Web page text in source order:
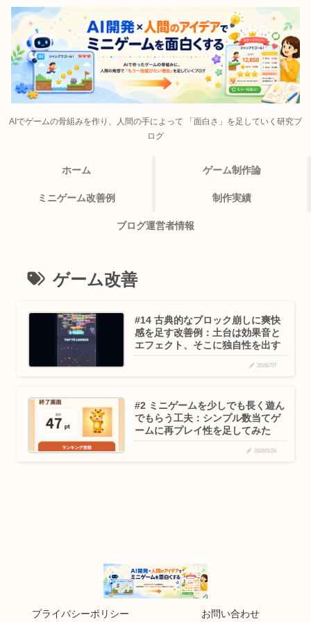
AIでゲームの骨組みを作り、人間の手によって 「面白さ」を足していく研究ブ
ログ
ホーム ゲーム制作論
ミニゲーム改善例 制作実績
ブログ運営者情報
ゲーム改善
#14 古典的なブロック崩しに爽快
感を足す改善例：土台は効果音と
エフェクト、そこに独自性を出す
2026/7/7
#2 ミニゲームを少しでも長く遊ん
でもらう工夫：シンプル数当てゲ
ームに再プレイ性を足してみた
2026/5/26
プライバシーポリシー お問い合わせ